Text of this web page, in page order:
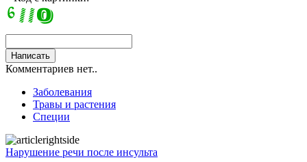
Комментариев нет..
Заболевания
Травы и растения
Специи
Нарушение речи после инсульта